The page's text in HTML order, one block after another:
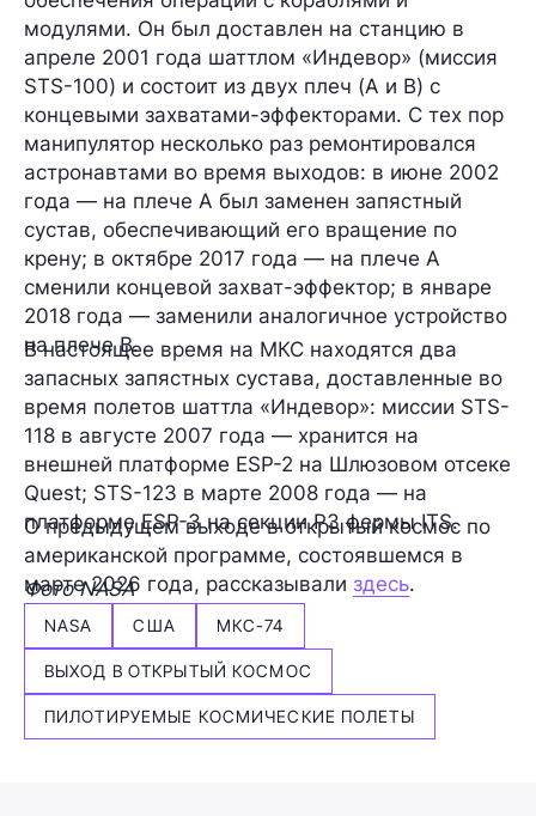
модулями. Он был доставлен на станцию в
апреле 2001 года шаттлом «Индевор» (миссия
STS-100) и состоит из двух плеч (A и B) с
концевыми захватами-эффекторами. С тех пор
манипулятор несколько раз ремонтировался
астронавтами во время выходов: в июне 2002
года — на плече A был заменен запястный
сустав, обеспечивающий его вращение по
крену; в октябре 2017 года — на плече А
сменили концевой захват-эффектор; в январе
2018 года — заменили аналогичное устройство
на плече B.
В настоящее время на МКС находятся два
запасных запястных сустава, доставленные во
время полетов шаттла «Индевор»: миссии STS-
118 в августе 2007 года — хранится на
внешней платформе ESP-2 на Шлюзовом отсеке
Quest; STS-123 в марте 2008 года — на
платформе ESP-3 на секции P3 фермы ITS.
О предыдущем выходе в открытый космос по
американской программе, состоявшемся в
марте 2026 года, рассказывали здесь.
Фото NASA
NASA США МКС-74
ВЫХОД В ОТКРЫТЫЙ КОСМОС
ПИЛОТИРУЕМЫЕ КОСМИЧЕСКИЕ ПОЛЕТЫ